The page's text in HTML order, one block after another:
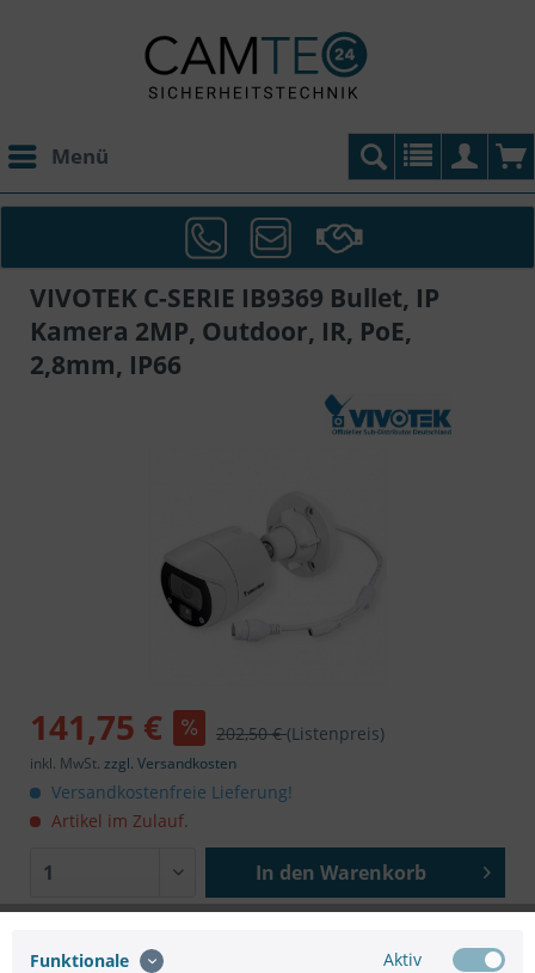
Menü
VIVOTEK C-SERIE IB9369 Bullet, IP
Kamera 2MP, Outdoor, IR, PoE,
2,8mm, IP66
141,75 € 202,50 €(Listenpreis)
inkl. MwSt. zzgl. Versandkosten
Versandkostenfreie Lieferung!
Artikel im Zulauf.
In den Warenkorb
Funktionale Aktiv